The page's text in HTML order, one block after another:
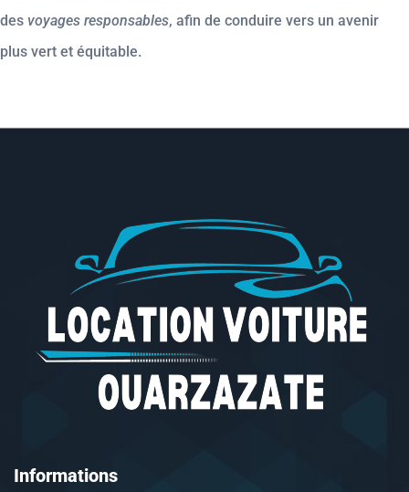
des voyages responsables, afin de conduire vers un avenir
plus vert et équitable.
Informations